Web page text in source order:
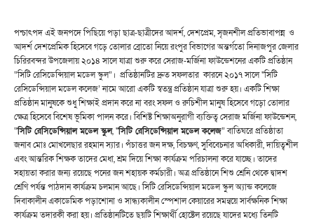
পশ্চাৎপদ এই জনপদে পিছিয়ে পড়া ছাত্র-ছাত্রীদের আদর্শ, দেশপ্রেম, সৃজনশীল প্রতিভাবাপন্ন ও
আদর্শ দেশপ্রেমিক হিসেবে গড়ে তোলার ব্রোতো নিয়ে রংপুর বিভাগের অন্তর্গতো দিনাজপুর জেলার
চিরিরবন্দর উপজেলায় ২০১৪ সালে যাত্রা শুরু করে সেরাজ-মর্জিনা ফাউন্ডেশনের একটি প্রতিষ্ঠান
“সিটি রেসিডেন্সিয়াল মডেল স্কুল”। প্রতিষ্ঠানটির দ্রুত সফলতার কারনে ২০১৭ সালে "সিটি
রেসিডেন্সিয়াল মডেল কলেজ’ নামে আরো একটি স্বতন্ত্র প্রতিষ্ঠান যাত্রা শুরু হয়। একটি শিক্ষা
প্রতিষ্ঠান মানুষকে শুধু শিক্ষাই প্রদান করে না বরং সফল ও রুচিশীল মানুষ হিসেবে গড়ো তোলার
ক্ষেত্র হিসেবে বিশেষ ভূমিকা পালন করে। বিশিষ্ট শিক্ষাঅনুরাগী ব্যক্তিত্ব সেরাজ মর্জিনা ফাউন্ডেশন,
“সিটি রেসিডেন্সিয়াল মডেল স্কুল, "সিটি রেসিডেন্সিয়াল মডেল কলেজ” বাতিঘরে প্রতিষ্ঠাতা
জনাব মোঃ মোখলেছার রহমান স্যার। পঁচাত্তর জন দক্ষ, বিচক্ষণ, সুবিবেচনার অধিকারী, দায়িত্বশীল
এবং আন্তরিক শিক্ষক তাদের মেধা, শ্রম দিয়ে শিক্ষা কার্যক্রম পরিচালনা করে যাচ্ছে। তাদের
সহায়তা করার জন্য রয়েছে পনের জন শহায়ক কর্মচারী। অত্র প্রতিষ্ঠানে শিশু শ্রেনি থেকে দ্বাদশ
শ্রেণি পর্যন্ত পাঠদান কার্যক্রম চলমান আছে। সিটি রেসিডেন্সিয়াল মডেল স্কুল অ্যান্ড কলেজে
দিবাকালীন একাডেমিক পড়াশোনা ও সান্ধ্যকালীন স্পেশাল কেয়ারের সমন্বয়ে সার্বক্ষনিক শিক্ষা
কার্যক্রম তদারকী করা হয়। প্রতিষ্ঠানটিতে ছয়টি শিক্ষার্থী হোষ্টেল রয়েছে যাদের মধ্যে তিনটি